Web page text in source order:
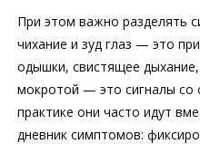
При этом важно разделять
чихание и зуд глаз — это
одышки, свистящее
мокротой — это сигналы
практике они часто идут
дневник симптомов: